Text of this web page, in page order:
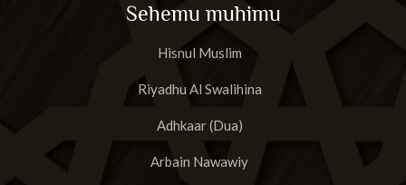
Sehemu muhimu
Hisnul Muslim
Riyadhu Al Swalihina
Adhkaar (Dua)
Arbain Nawawiy